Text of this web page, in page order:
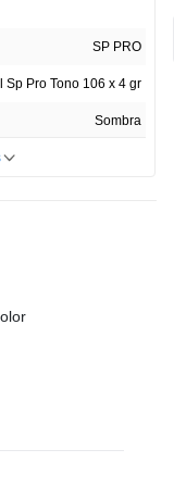
SP PRO
Sp Pro Tono 106 x 4 gr
Sombra